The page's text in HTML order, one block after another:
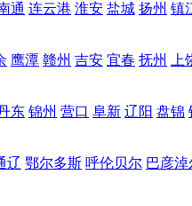
通 连云港 淮安 盐城 扬州 镇
鹰潭 赣州 吉安 宜春 抚州 上
东 锦州 营口 阜新 辽阳 盘锦
辽 鄂尔多斯 呼伦贝尔 巴彦淖